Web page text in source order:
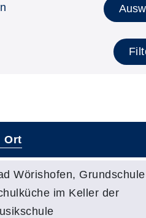
Ort
Wörishofen,
im Keller der